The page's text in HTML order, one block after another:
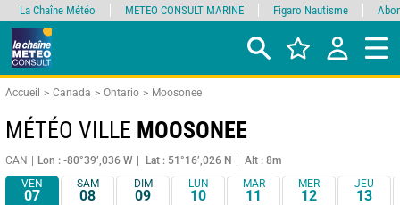
Accueil Canada Ontario Moosonee
MÉTÉO VILLE MOOSONEE
CAN Lon : -80°39’,036 W Lat : 51°16’,026 N
Alt : 8m
VEN
07
SAM
08
DIM
09
LUN
10
MAR
11
MER
12
JEU
13
La Chaîne Météo METEO CONSULT MARINE Figaro Nautisme